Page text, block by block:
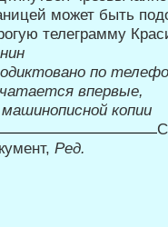
может быть
телеграмму
по
впервые,
копии
Ред.